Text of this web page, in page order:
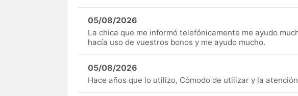
05/08/2026
La chica que me informó telefónicamente me ayudo
hacía uso de vuestros bonos y me ayudo mucho.
05/08/2026
Hace años que lo utilizo, Cómodo de utilizar y la